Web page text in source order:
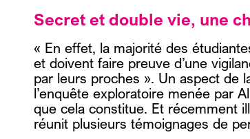
Secret et double vie, une
« En effet, la majorité des
et doivent faire preuve d’une
par leurs proches ». Un aspect de
l’enquête exploratoire menée par
que cela constitue. Et récemment
réunit plusieurs témoignages de